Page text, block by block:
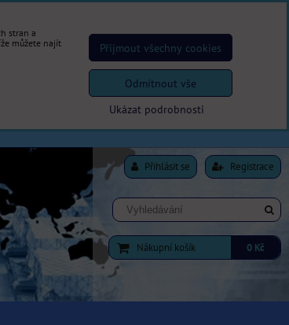
Přihlásit se Registrace
Nákupní košík 0 Kč
stran a
můžete najít
Ukázat podrobnosti
Přijmout všechny cookies
Odmítnout vše